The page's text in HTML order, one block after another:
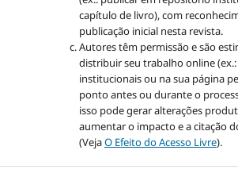
capítulo de livro), com
publicação inicial nesta revista.
Autores têm permissão e são
distribuir seu trabalho online
institucionais ou na sua página
ponto antes ou durante o
isso pode gerar alterações
aumentar o impacto e a citação
(VejaO Efeito do Acesso Livre).